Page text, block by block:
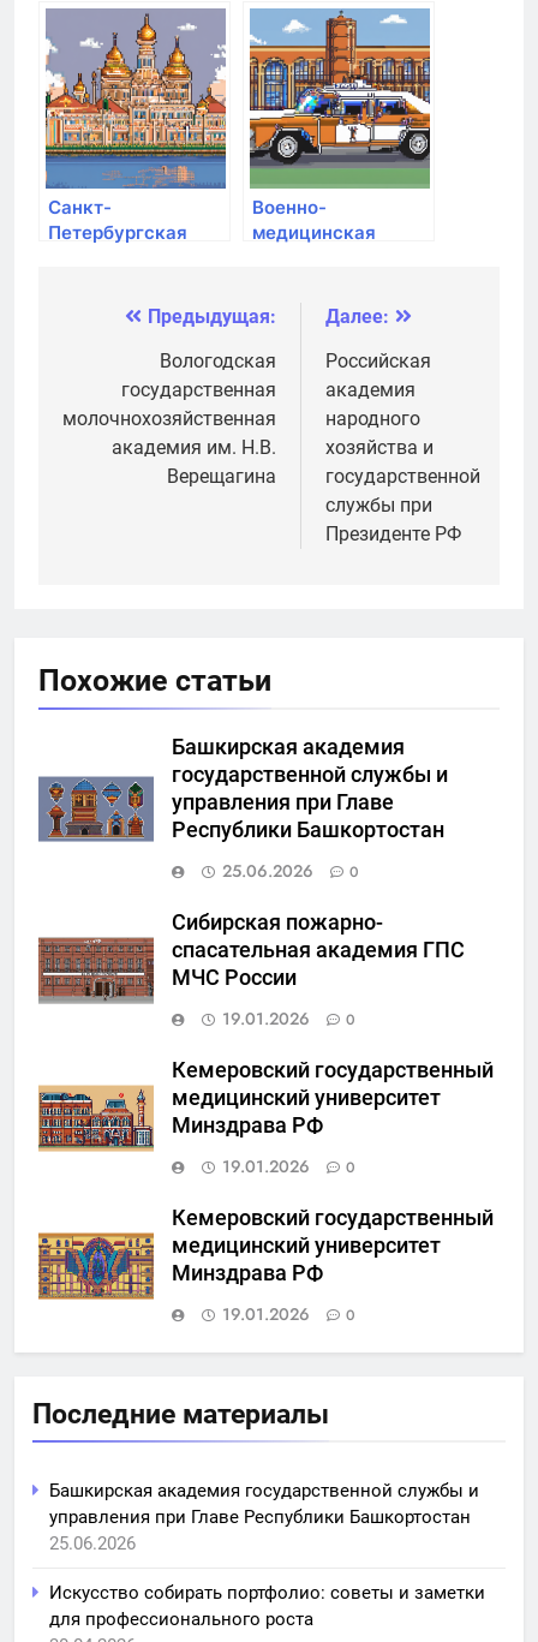
Следственного
комитета РФ
спасательная
академия
государственной
противопожарной
службы МЧС
России
Санкт-
Петербургская
Военно-
медицинская
Навигация
записям
Предыдущая:
Вологодская
государственная
молочнохозяйственная
академия им. Н.В.
Верещагина
Далее:
Российская
академия
народного
хозяйства и
государственной
службы при
Президенте РФ
Похожие статьи
Башкирская академия
государственной службы и
управления при Главе
Республики Башкортостан
25.06.2026
0
Сибирская пожарно-
спасательная академия ГПС
МЧС России
19.01.2026
0
Кемеровский государственный
медицинский университет
Минздрава РФ
19.01.2026
0
Кемеровский государственный
медицинский университет
Минздрава РФ
19.01.2026
0
Последние материалы
Башкирская академия государственной службы и
управления при Главе Республики Башкортостан
25.06.2026
Искусство собирать портфолио: советы и заметки
для профессионального роста